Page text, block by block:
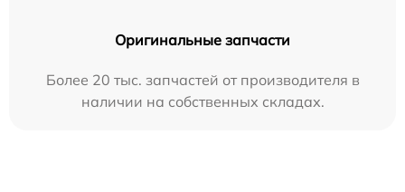
Оригинальные запчасти
Более 20 тыс. запчастей от производителя в
наличии на собственных складах.